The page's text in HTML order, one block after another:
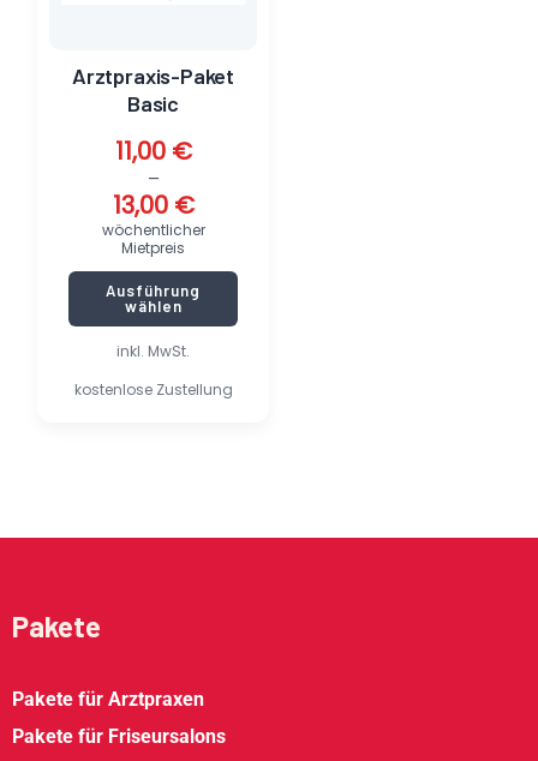
inkl. MwSt.
kostenlose Zustellung
Arztpraxis-Paket
Basic
11,00 €
–
13,00 €
wöchentlicher
Mietpreis
Ausführung
wählen
gewählt
werden
Pakete
Pakete für Arztpraxen
Pakete für Friseursalons